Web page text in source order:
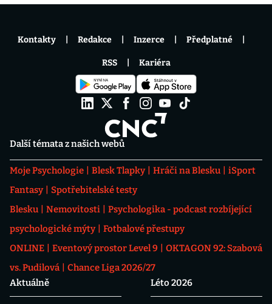
Další témata z našich webů
Moje Psychologie Blesk Tlapky Hráči na Blesku
iSport
Fantasy
Spotřebitelské testy
Blesku
Nemovitosti
Psychologika - podcast rozbíjející
psychologické mýty
Fotbalové přestupy
ONLINE
Eventový prostor Level 9
OKTAGON 92: Szabová
vs. Pudilová
Chance Liga 2026/27
Aktuálně
Léto 2026
Kontakty Redakce Inzerce Předplatné
RSS Kariéra